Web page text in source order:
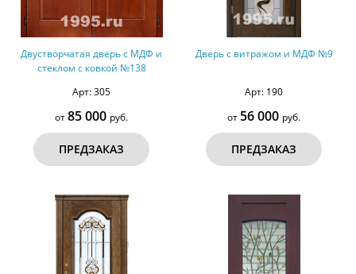
Двустворчатая дверь с МДФ и
стеклом с ковкой №138
Арт: 305
от85 000 руб.
ПРЕДЗАКАЗ
Дверь с витражом и МДФ №9
Арт: 190
от 56 000 руб.
ПРЕДЗАКАЗ